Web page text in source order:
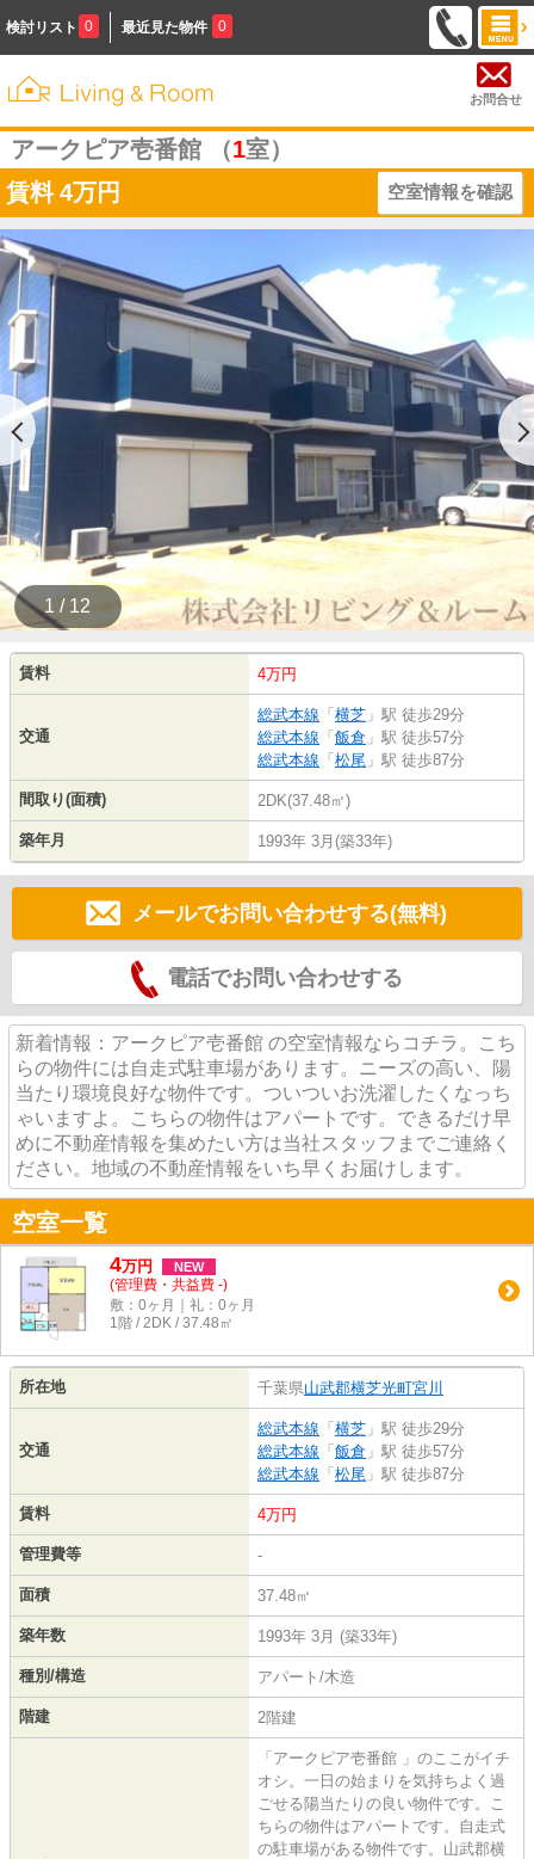
検討リスト 0 最近見た物件 0
お問合せ
アークピア壱番館 （1室）
賃料 4万円 空室情報を確認
1 / 12
賃料 4万円
交通
総武本線 「横芝 」駅 徒歩29分
総武本線 「飯倉 」駅 徒歩57分
総武本線 「松尾 」駅 徒歩87分
間取り(面積) 2DK(37.48㎡)
築年月 1993年 3月(築33年)
メールでお問い合わせする(無料)
電話でお問い合わせする
新着情報：アークピア壱番館 の空室情報ならコチラ。こち
らの物件には自走式駐車場があります。ニーズの高い、陽
当たり環境良好な物件です。ついついお洗濯したくなっち
ゃいますよ。こちらの物件はアパートです。できるだけ早
めに不動産情報を集めたい方は当社スタッフまでご連絡く
ださい。地域の不動産情報をいち早くお届けします。
空室一覧
4万円 NEW
(管理費・共益費 -)
敷：0ヶ月｜礼：0ヶ月
1階 / 2DK / 37.48㎡
所在地 千葉県山武郡横芝光町宮川
交通
総武本線 「横芝 」駅 徒歩29分
総武本線 「飯倉 」駅 徒歩57分
総武本線 「松尾 」駅 徒歩87分
賃料 4万円
管理費等 -
面積 37.48㎡
築年数 1993年 3月 (築33年)
種別/構造 アパート/木造
階建 2階建
「アークピア壱番館 」のここがイチ
オシ。一日の始まりを気持ちよく過
ごせる陽当たりの良い物件です。こ
ちらの物件はアパートです。自走式
の駐車場がある物件です。山武郡横